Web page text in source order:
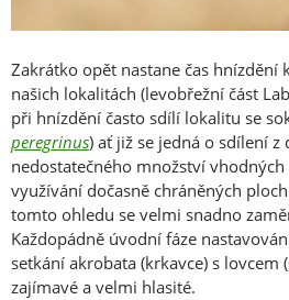
Zakrátko opět nastane čas hnízdění
našich lokalitách (levobřežní část
při hnízdění často sdílí lokalitu se
peregrinus) ať již se jedná o sdílení z
nedostatečného množství
využívání dočasně chráněných
tomto ohledu se velmi snadno
Každopádně úvodní fáze
setkání akrobata (krkavce) s lovcem
zajímavé a velmi hlasité.